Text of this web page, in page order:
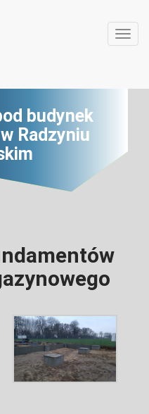
budynek
Radzyniu